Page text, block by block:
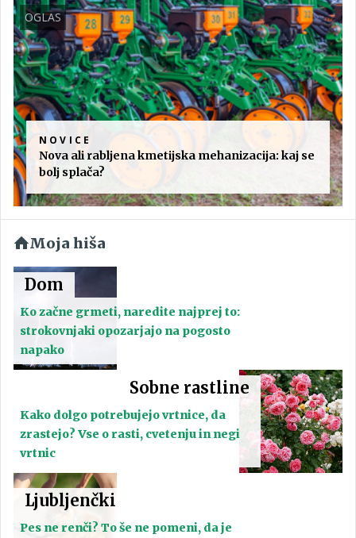
OGLAS
NOVICE
Nova ali rabljena kmetijska mehanizacija: kaj se
bolj splača?
Moja hiša
Dom
Ko začne grmeti, naredite najprej to:
strokovnjaki opozarjajo na pogosto
napako
Sobne rastline
Kako dolgo potrebujejo vrtnice, da
zrastejo? Vse o rasti, cvetenju in negi
vrtnic
Ljubljenčki
Pes ne renči? To še ne pomeni, da je